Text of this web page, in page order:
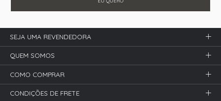
SEJA UMA REVENDEDORA
QUEM SOMOS
COMO COMPRAR
CONDIÇÕES DE FRETE